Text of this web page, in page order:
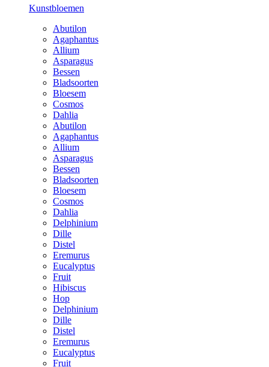
Kunstbloemen
Abutilon
Agaphantus
Allium
Asparagus
Bessen
Bladsoorten
Bloesem
Cosmos
Dahlia
Abutilon
Agaphantus
Allium
Asparagus
Bessen
Bladsoorten
Bloesem
Cosmos
Dahlia
Delphinium
Dille
Distel
Eremurus
Eucalyptus
Fruit
Hibiscus
Hop
Delphinium
Dille
Distel
Eremurus
Eucalyptus
Fruit